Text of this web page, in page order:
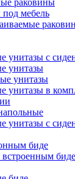
раковины
мебель
унитазы с
унитазы
унитазы
унитазы в
унитазы с
биде
встроенным биде